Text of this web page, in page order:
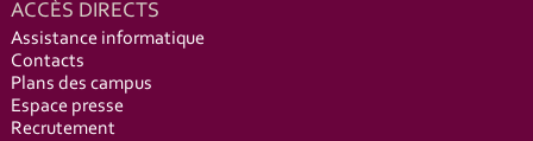
ACCÈS DIRECTS
Assistance informatique
Contacts
Plans des campus
Espace presse
Recrutement